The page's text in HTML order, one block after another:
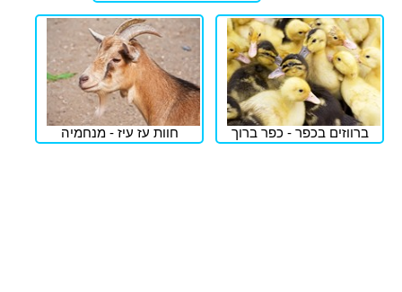
ברווזים בכפר - כפר ברוך חוות עז עיז - מנחמיה